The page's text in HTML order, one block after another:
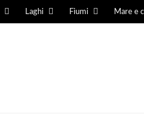
Laghi Fiumi Mare e